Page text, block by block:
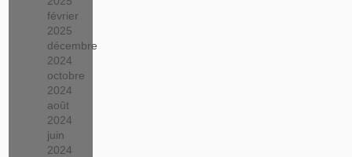
février
2025
décembre
2024
octobre
2024
août
2024
juin
2024